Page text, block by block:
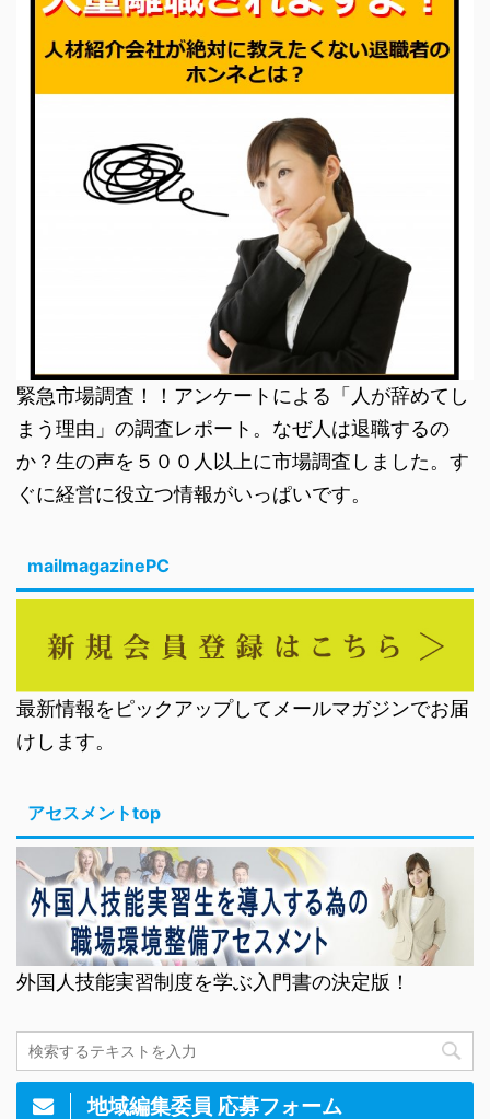
緊急市場調査！！アンケートによる「人が辞めてし
まう理由」の調査レポート。なぜ人は退職するの
か？生の声を５００人以上に市場調査しました。す
ぐに経営に役立つ情報がいっぱいです。
mailmagazinePC
最新情報をピックアップしてメールマガジンでお届
けします。
アセスメントtop
外国人技能実習制度を学ぶ入門書の決定版！
地域編集委員 応募フォーム